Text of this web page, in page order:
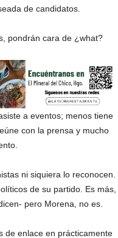
de candidatos.
pondrán cara de ¿what?
a eventos; menos tiene
con la prensa y mucho
ni siquiera lo reconocen.
de su partido. Es más,
pero Morena, no es.
de enlace en prácticamente